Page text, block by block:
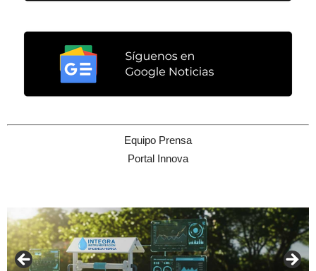
Equipo Prensa
Portal Innova